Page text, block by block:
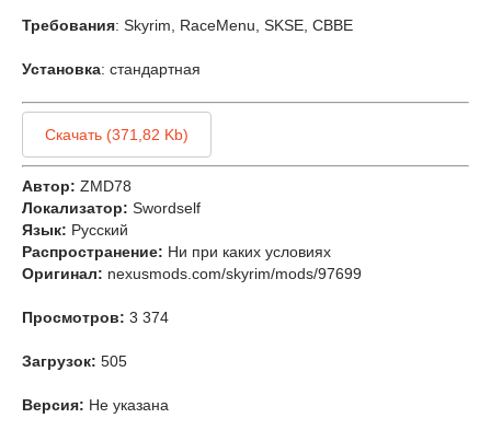
Требования: Skyrim, RaceMenu, SKSE, CBBE
Установка: стандартная
Скачать (371,82 Kb)
Автор: ZMD78
Локализатор: Swordself
Язык: Русский
Распространение: Ни при каких условиях
Оригинал: nexusmods.com/skyrim/mods/97699
Просмотров: 3 374
Загрузок: 505
Версия: Не указана